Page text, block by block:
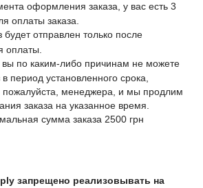
оформления заказа, у вас есть 3
оплаты заказа.
будет отправлен только после
оплаты.
вы по каким-либо причинам не можете
в период установленного срока,
пожалуйста, менеджера, и мы продлим
заказа на указанное время.
сумма заказа 2500 грн
запрещено реализовывать на